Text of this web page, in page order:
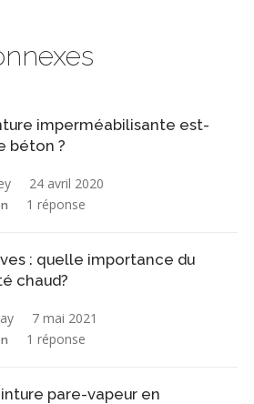
imperméabilisante est-
béton ?
24 avril 2020
1 réponse
: quelle importance du
chaud?
7 mai 2021
1 réponse
pare-vapeur en